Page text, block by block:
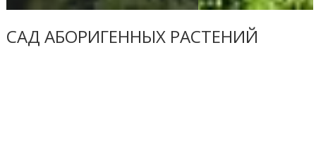
САД АБОРИГЕННЫХ РАСТЕНИЙ